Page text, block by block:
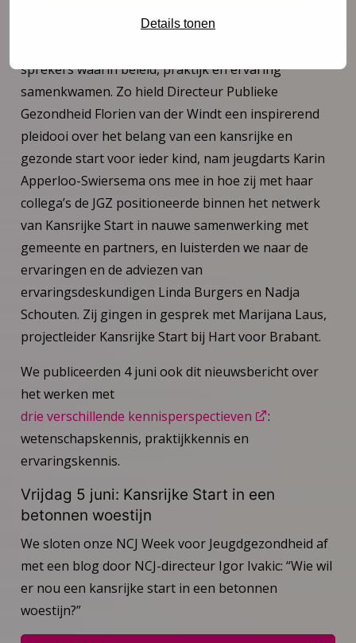
Details tonen
sprekers waarin beleid, praktijk en ervaring
samenkwamen. Zo hield Directeur Publieke
Gezondheid Florien van der Windt een inspirerend
pleidooi over het belang van een kansrijke en
gezonde start voor ieder kind, nam jeugdarts Karin
Apperloo-Swiersema ons mee in hoe zij met haar
collega’s de JGZ positioneerde binnen het netwerk
van Kansrijke Start in nauwe samenwerking met
gemeente en partners, en luisterden we naar de
ervaringen en de adviezen van
ervaringsdeskundigen Linda Burgers en Nadja
Schouten. Zij gingen in gesprek met Marijana Laus,
projectleider Kansrijke Start bij Hart voor Brabant.
We publiceerden 4 juni ook dit nieuwsbericht over
het werken met
drie verschillende kennisperspectieven
:
wetenschapskennis, praktijkkennis en
ervaringskennis.
Vrijdag 5 juni: Kansrijke Start in een
betonnen woestijn
We sloten onze NCJ Week voor Jeugdgezondheid af
met een blog door NCJ-directeur Igor Ivakic: “Wie wil
er nou een kansrijke start in een betonnen
woestijn?”